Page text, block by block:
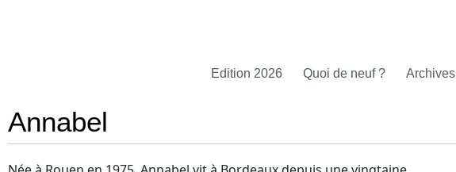
Edition 2026 Quoi de neuf ? Archives
Annabel